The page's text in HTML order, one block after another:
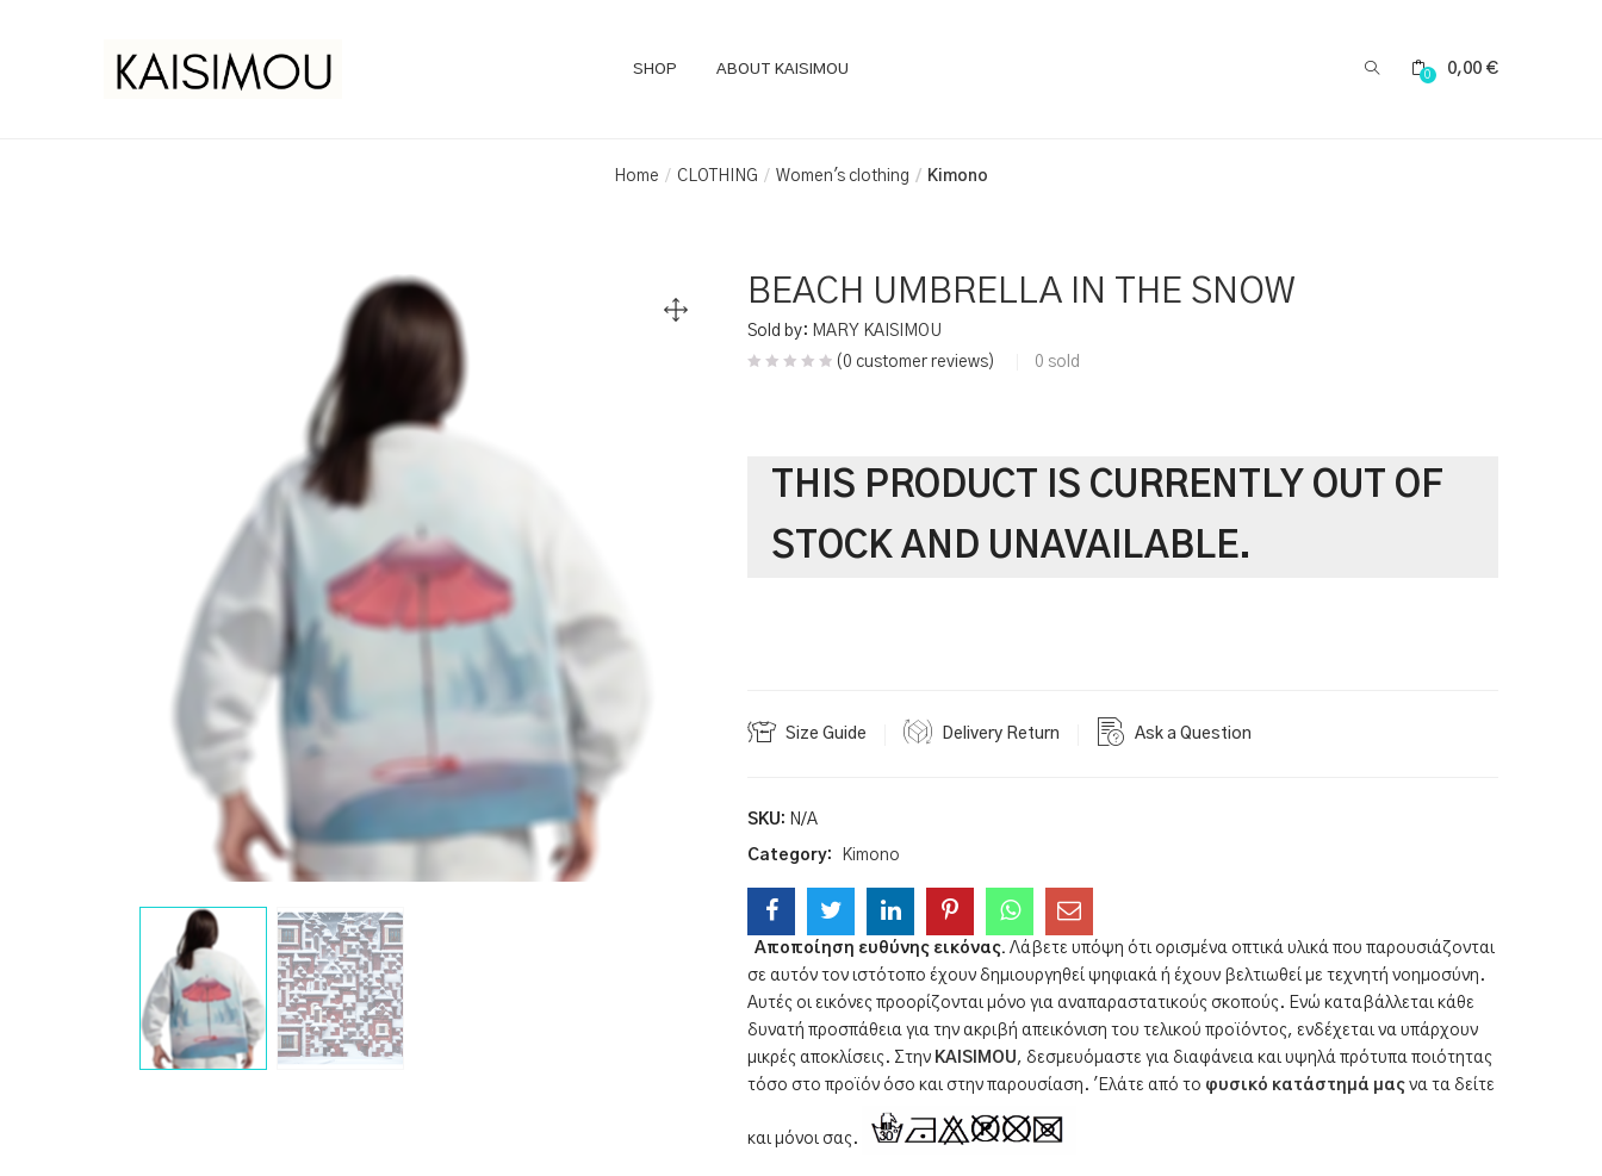
SHOP ABOUT KAISIMOU 0 0,00 €
Home CLOTHING Women's clothing Kimono
BEACH UMBRELLA IN THE SNOW
Sold by: MARY KAISIMOU
(0 customer reviews) 0 sold
THIS PRODUCT IS CURRENTLY OUT OF
STOCK AND UNAVAILABLE.
Size Guide Delivery Return Ask a Question
SKU: N/A
Category: Kimono
Αποποίηση ευθύνης εικόνας. Λάβετε υπόψη ότι ορισμένα οπτικά υλικά που παρουσιάζονται
σε αυτόν τον ιστότοπο έχουν δημιουργηθεί ψηφιακά ή έχουν βελτιωθεί με τεχνητή νοημοσύνη.
Αυτές οι εικόνες προορίζονται μόνο για αναπαραστατικούς σκοπούς. Ενώ καταβάλλεται κάθε
δυνατή προσπάθεια για την ακριβή απεικόνιση του τελικού προϊόντος, ενδέχεται να υπάρχουν
μικρές αποκλίσεις. Στην KAISIMOU, δεσμευόμαστε για διαφάνεια και υψηλά πρότυπα ποιότητας
τόσο στο προϊόν όσο και στην παρουσίαση. 'Ελάτε από το φυσικό κατάστημά μας να τα δείτε
και μόνοι σας.